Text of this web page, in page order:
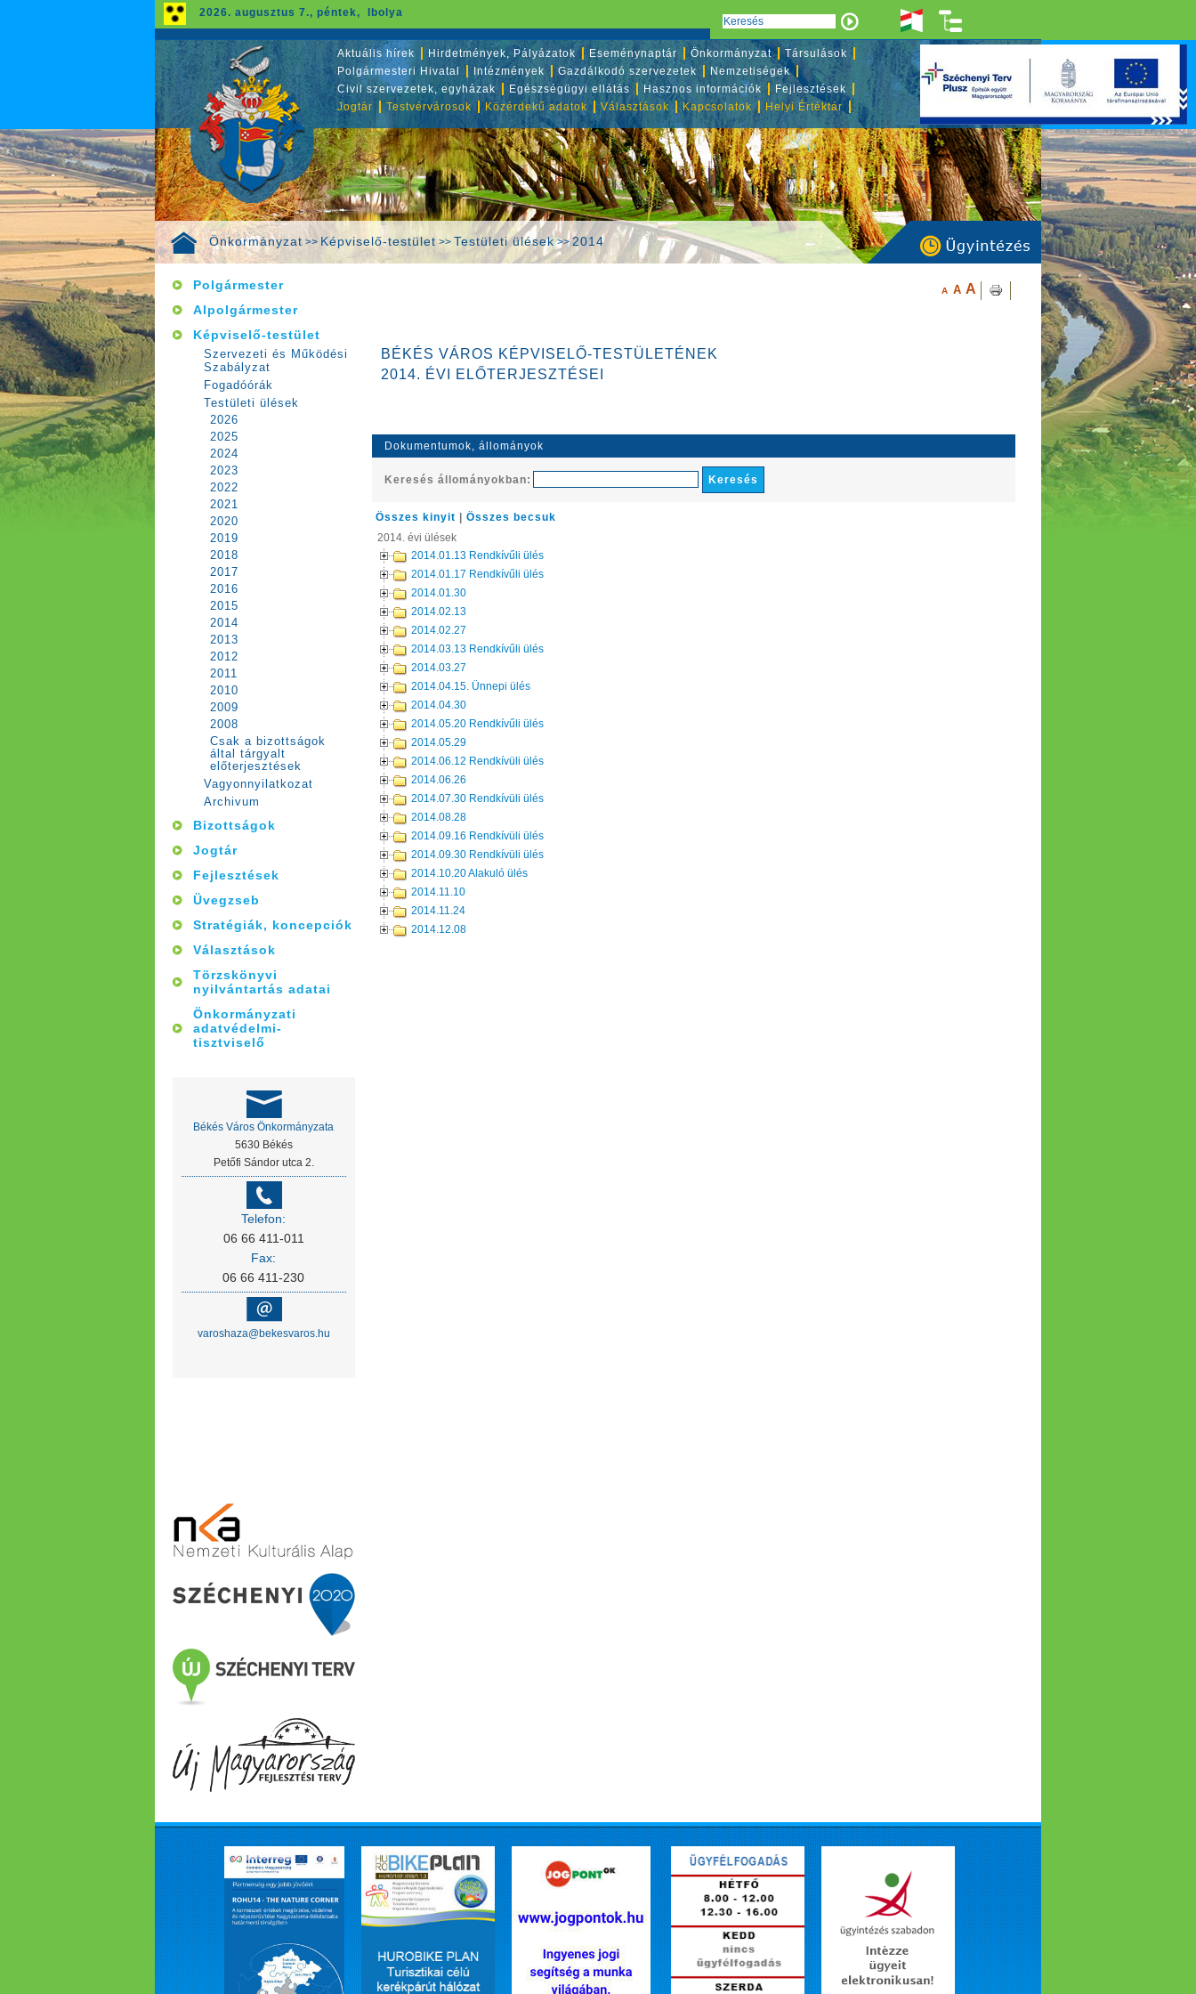
Önkormányzat >> Képviselő-testület >> Testületi ülések>>2014
2026. augusztus 7., péntek, Ibolya
Aktuális hírek Hirdetmények, Pályázatok Eseménynaptár Önkormányzat
Társulások
Polgármesteri Hivatal
Intézmények Gazdálkodó szervezetek
Nemzetiségek
Civil szervezetek, egyházak
Egészségügyi ellátás Hasznos információk
Fejlesztések
Jogtár
Testvérvárosok Közérdekű adatok Választások Kapcsolatok Helyi Értéktár
Polgármester
Alpolgármester
Képviselő-testület
Szervezeti és Működési
Szabályzat
Fogadóórák
Testületi ülések
2026
2025
2024
2023
2022
2021
2020
2019
2018
2017
2016
2015
2014
2013
2012
2011
2010
2009
2008
Csak a bizottságok
által tárgyalt
előterjesztések
Vagyonnyilatkozat
Archivum
Bizottságok
Jogtár
Fejlesztések
Üvegzseb
Stratégiák, koncepciók
Választások
Törzskönyvi
nyilvántartás adatai
Önkormányzati
adatvédelmi-
tisztviselő
Békés Város Önkormányzata
5630 Békés
Petőfi Sándor utca 2.
Telefon:
06 66 411-011
Fax:
06 66 411-230
varoshaza@bekesvaros.hu
A A A
BÉKÉS VÁROS KÉPVISELŐ-TESTÜLETÉNEK
2014. ÉVI ELŐTERJESZTÉSEI
Dokumentumok, állományok
Keresés állományokban:
Összes kinyit |Összes becsuk
2014. évi ülések
2014.01.13 Rendkívűli ülés
2014.01.17 Rendkívűli ülés
2014.01.30
2014.02.13
2014.02.27
2014.03.13 Rendkívűli ülés
2014.03.27
2014.04.15. Ünnepi ülés
2014.04.30
2014.05.20 Rendkívűli ülés
2014.05.29
2014.06.12 Rendkívüli ülés
2014.06.26
2014.07.30 Rendkívüli ülés
2014.08.28
2014.09.16 Rendkívüli ülés
2014.09.30 Rendkívüli ülés
2014.10.20 Alakuló ülés
2014.11.10
2014.11.24
2014.12.08